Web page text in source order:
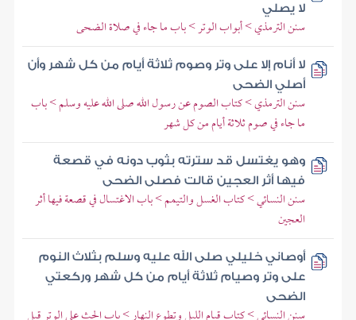
لا يصلي
سنن الترمذي > أبواب الوتر > باب ما جاء في صلاة الضحى
لا أنام إلا على وتر وصوم ثلاثة أيام من كل شهر وأن
أصلي الضحى
سنن الترمذي > كتاب الصوم عن رسول الله صلى الله عليه وسلم > باب
ما جاء في صوم ثلاثة أيام من كل شهر
وهو يغتسل قد سترته بثوب دونه في قصعة
فيها أثر العجين قالت فصلى الضحى
سنن النسائي > كتاب الغسل والتيمم > باب الاغتسال في قصعة فيها أثر
العجين
أوصاني خليلي صلى الله عليه وسلم بثلاث النوم
على وتر وصيام ثلاثة أيام من كل شهر وركعتي
الضحى